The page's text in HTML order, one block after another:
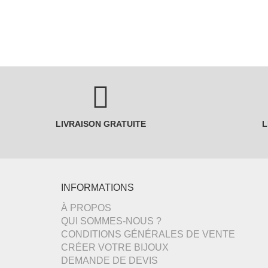
LIVRAISON GRATUITE
INFORMATIONS
À PROPOS
QUI SOMMES-NOUS ?
CONDITIONS GÉNÉRALES DE VENTE
CRÉER VOTRE BIJOUX
DEMANDE DE DEVIS